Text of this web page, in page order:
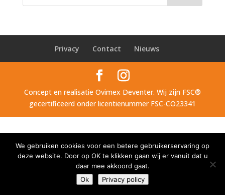
Privacy Contact Nieuws
Concept en realisatie Ovimex Deventer. Wij zijn FSC®
gecertificeerd onder licentienummer FSC-CO23341
We gebruiken cookies voor een betere gebruikerservaring op
deze website. Door op OK te klikken gaan wij er vanuit dat u
daar mee akkoord gaat.
Ok
Privacy policy